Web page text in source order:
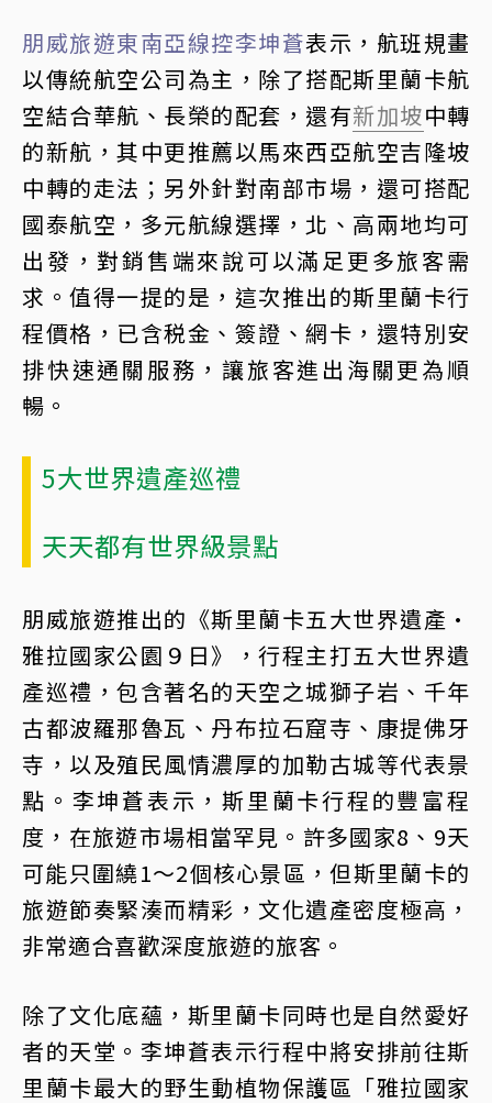
朋威旅遊東南亞線控李坤蒼表示，航班規畫
以傳統航空公司為主，除了搭配斯里蘭卡航
空結合華航、長榮的配套，還有新加坡中轉
的新航，其中更推薦以馬來西亞航空吉隆坡
中轉的走法；另外針對南部市場，還可搭配
國泰航空，多元航線選擇，北、高兩地均可
出發，對銷售端來說可以滿足更多旅客需
求。值得一提的是，這次推出的斯里蘭卡行
程價格，已含税金、簽證、網卡，還特別安
排快速通關服務，讓旅客進出海關更為順
暢。
5大世界遺產巡禮
天天都有世界級景點
朋威旅遊推出的《斯里蘭卡五大世界遺產·
雅拉國家公園９日》，行程主打五大世界遺
產巡禮，包含著名的天空之城獅子岩、千年
古都波羅那魯瓦、丹布拉石窟寺、康提佛牙
寺，以及殖民風情濃厚的加勒古城等代表景
點。李坤蒼表示，斯里蘭卡行程的豐富程
度，在旅遊市場相當罕見。許多國家8、9天
可能只圍繞1～2個核心景區，但斯里蘭卡的
旅遊節奏緊湊而精彩，文化遺產密度極高，
非常適合喜歡深度旅遊的旅客。
除了文化底蘊，斯里蘭卡同時也是自然愛好
者的天堂。李坤蒼表示行程中將安排前往斯
里蘭卡最大的野生動植物保護區「雅拉國家